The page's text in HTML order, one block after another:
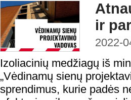
ir
2022-
Izoliacinių medžiagų iš
„Vėdinamų sienų
sprendimus, kurie padės